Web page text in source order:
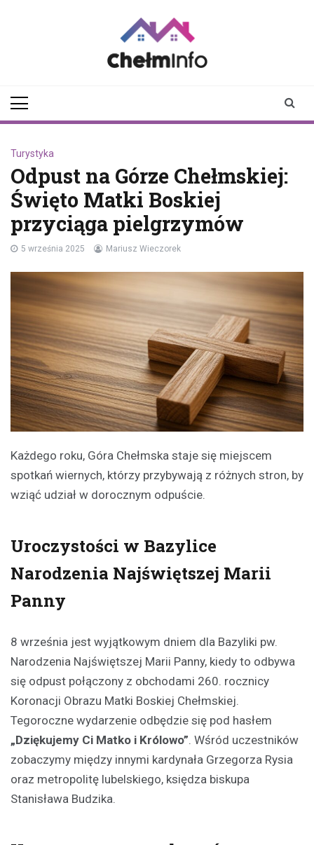
Turystyka
Odpust na Górze Chełmskiej:
Święto Matki Boskiej
przyciąga pielgrzymów
5 września 2025 Mariusz Wieczorek
Każdego roku, Góra Chełmska staje się miejscem
spotkań wiernych, którzy przybywają z różnych stron, by
wziąć udział w dorocznym odpuście.
Uroczystości w Bazylice
Narodzenia Najświętszej Marii
Panny
8 września jest wyjątkowym dniem dla Bazyliki pw.
Narodzenia Najświętszej Marii Panny, kiedy to odbywa
się odpust połączony z obchodami 260. rocznicy
Koronacji Obrazu Matki Boskiej Chełmskiej.
Tegoroczne wydarzenie odbędzie się pod hasłem
„Dziękujemy Ci Matko i Królowo”. Wśród uczestników
zobaczymy między innymi kardynała Grzegorza Rysia
oraz metropolitę lubelskiego, księdza biskupa
Stanisława Budzika.